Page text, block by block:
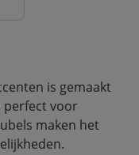
is gemaakt
perfect voor
maken het